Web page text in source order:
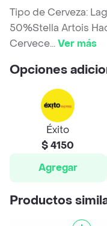
Tipo de Cerveza:
50%Stella Artois
Cervece...Ver más
Opciones
Éxito
$ 4150
Agregar
Productos